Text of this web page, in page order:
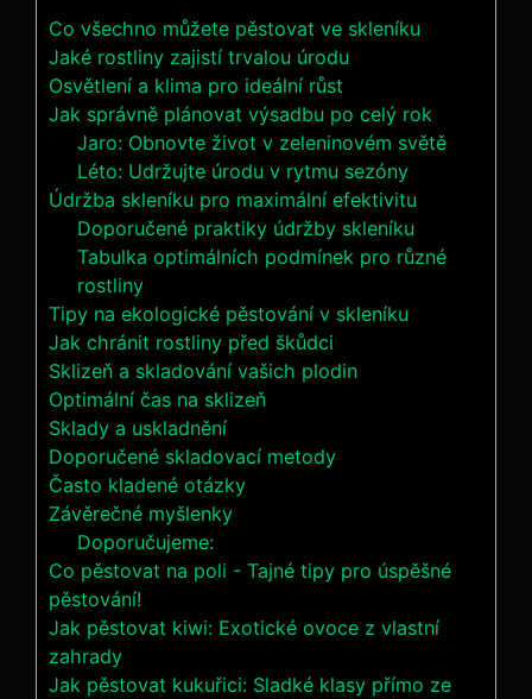
Co všechno můžete pěstovat ve skleníku
Jaké rostliny zajistí trvalou úrodu
Osvětlení a klima pro ideální růst
Jak správně plánovat výsadbu po celý rok
Jaro: Obnovte život v zeleninovém světě
Léto: Udržujte úrodu v rytmu sezóny
Údržba skleníku pro maximální efektivitu
Doporučené praktiky údržby skleníku
Tabulka optimálních podmínek pro různé
rostliny
Tipy na ekologické pěstování v skleníku
Jak chránit rostliny před škůdci
Sklizeň a skladování vašich plodin
Optimální čas na sklizeň
Sklady a uskladnění
Doporučené skladovací metody
Často kladené otázky
Závěrečné myšlenky
Doporučujeme:
Co pěstovat na poli - Tajné tipy pro úspěšné
pěstování!
Jak pěstovat kiwi: Exotické ovoce z vlastní
zahrady
Jak pěstovat kukuřici: Sladké klasy přímo ze